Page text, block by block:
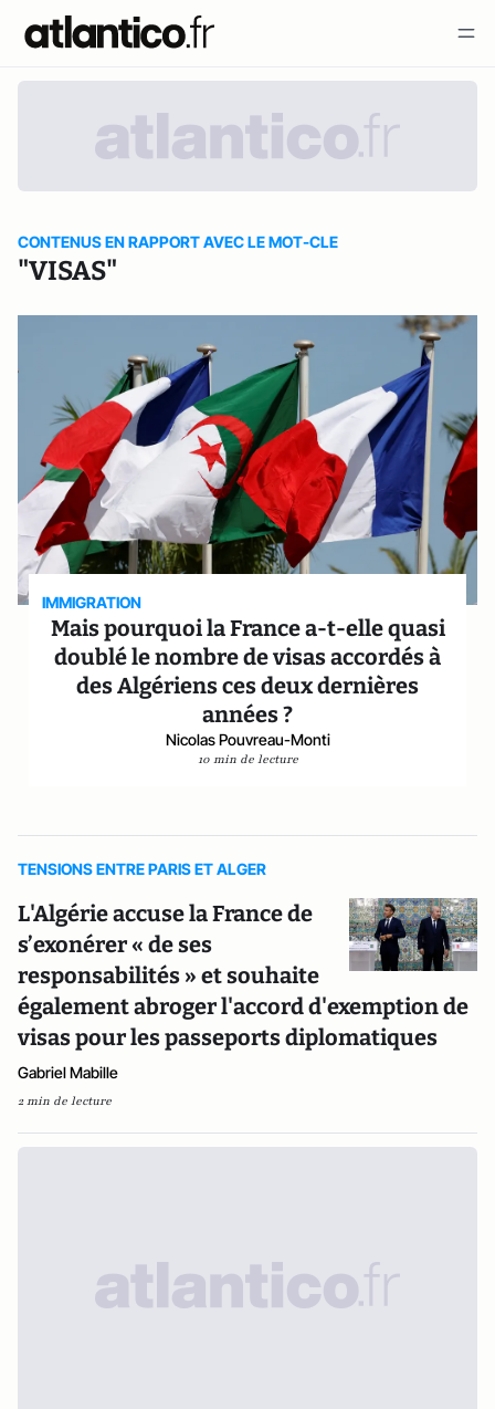
CONTENUS EN RAPPORT AVEC LE MOT-CLE
"VISAS"
IMMIGRATION
Mais pourquoi la France a-t-elle quasi
doublé le nombre de visas accordés à
des Algériens ces deux dernières
années ?
Nicolas Pouvreau-Monti
10 min de lecture
TENSIONS ENTRE PARIS ET ALGER
L'Algérie accuse la France de
s’exonérer « de ses
responsabilités » et souhaite
également abroger l'accord d'exemption de
visas pour les passeports diplomatiques
Gabriel Mabille
2 min de lecture